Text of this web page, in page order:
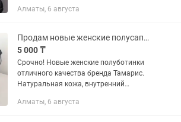
кожи.Черные.Новые.
Алматы, 6 августа
Продам новые женские полусапожки
5 000 ₸
Срочно! Новые женские полуботинки
отличного качества бренда Тамарис.
Натуральная кожа, внутренний
Удобная колодка, каблук. Ниже
Алматы, 6 августа